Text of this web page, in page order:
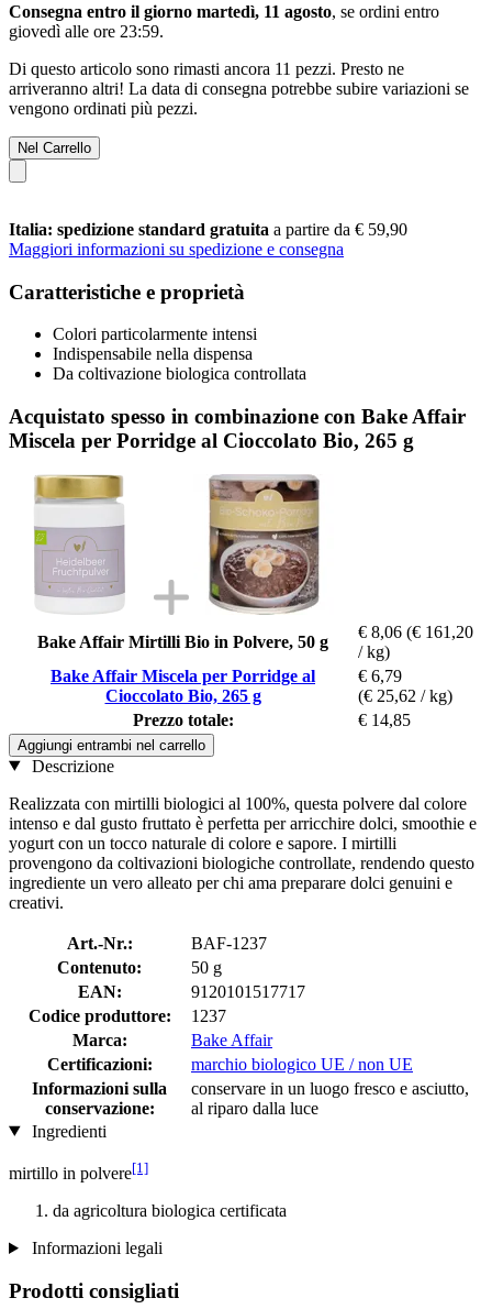
Consegna entro il giorno martedì, 11 agosto, se ordini entro
giovedì alle ore 23:59.
Di questo articolo sono rimasti ancora 11 pezzi. Presto ne
arriveranno altri! La data di consegna potrebbe subire variazioni se
vengono ordinati più pezzi.
Nel Carrello
Italia: spedizione standard gratuita a partire da € 59,90
Maggiori informazioni su spedizione e consegna
Caratteristiche e proprietà
Colori particolarmente intensi
Indispensabile nella dispensa
Da coltivazione biologica controllata
Acquistato spesso in combinazione con Bake Affair
Miscela per Porridge al Cioccolato Bio, 265 g
Bake Affair Mirtilli Bio in Polvere, 50 g
€ 8,06 (€ 161,20
/ kg)
Bake Affair Miscela per Porridge al
Cioccolato Bio, 265 g
€ 6,79
(€ 25,62 / kg)
Prezzo totale:
€ 14,85
Aggiungi entrambi nel carrello
Descrizione
Realizzata con mirtilli biologici al 100%, questa polvere dal colore
intenso e dal gusto fruttato è perfetta per arricchire dolci, smoothie e
yogurt con un tocco naturale di colore e sapore. I mirtilli
provengono da coltivazioni biologiche controllate, rendendo questo
ingrediente un vero alleato per chi ama preparare dolci genuini e
creativi.
Art.-Nr.:
BAF-1237
Contenuto:
50 g
EAN:
9120101517717
Codice produttore:
1237
Marca:
Bake Affair
Certificazioni:
marchio biologico UE / non UE
Informazioni sulla
conservazione:
conservare in un luogo fresco e asciutto,
al riparo dalla luce
Ingredienti
mirtillo in polvere[1]
da agricoltura biologica certificata
Informazioni legali
Prodotti consigliati